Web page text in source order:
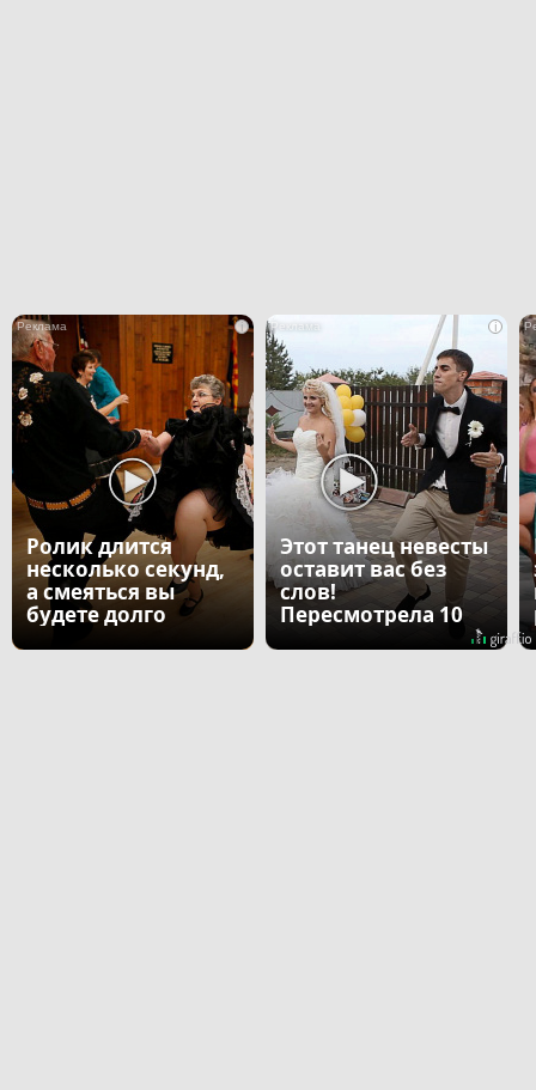
i
Ролик длится
несколько секунд,
а смеяться вы
будете долго
i
Этот танец невесты
оставит вас без
слов!
Пересмотрела 10